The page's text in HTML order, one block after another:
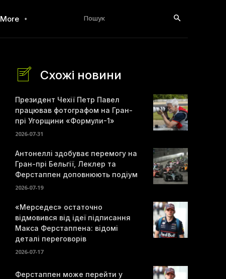
More Пошук
Схожі новини
Президент Чехії Петр Павел
працював фотографом на Гран-
прі Угорщини «Формули-1»
2026-07-31
Антонеллі здобуває перемогу на
Гран-прі Бельгії, Леклер та
Ферстаппен доповнюють подіум
2026-07-19
«Мерседес» остаточно
відмовився від ідеї підписання
Макса Ферстаппена: відомі
деталі переговорів
2026-07-17
Ферстаппен може перейти у